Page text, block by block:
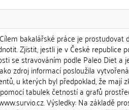
bakalářské práce je
Zjistit, jestli je v České republice
se stravováním podle Paleo Diet a
zdroj informací posloužila
u kterých byl předpoklad, že mají
tabulek četností a grafů
Výsledky: Na základě